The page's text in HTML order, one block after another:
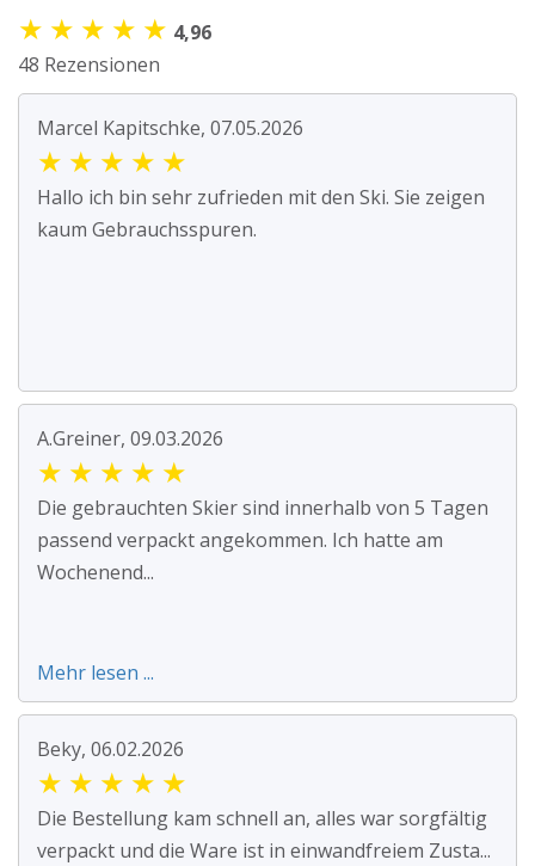
★ ★ ★ ★ ★ 4,96
48 Rezensionen
Marcel Kapitschke, 07.05.2026
★ ★ ★ ★ ★
Hallo ich bin sehr zufrieden mit den Ski. Sie zeigen
kaum Gebrauchsspuren.
A.Greiner, 09.03.2026
★ ★ ★ ★ ★
Die gebrauchten Skier sind innerhalb von 5 Tagen
passend verpackt angekommen. Ich hatte am
Wochenend...
Mehr lesen ...
Beky, 06.02.2026
★ ★ ★ ★ ★
Die Bestellung kam schnell an, alles war sorgfältig
verpackt und die Ware ist in einwandfreiem Zusta...